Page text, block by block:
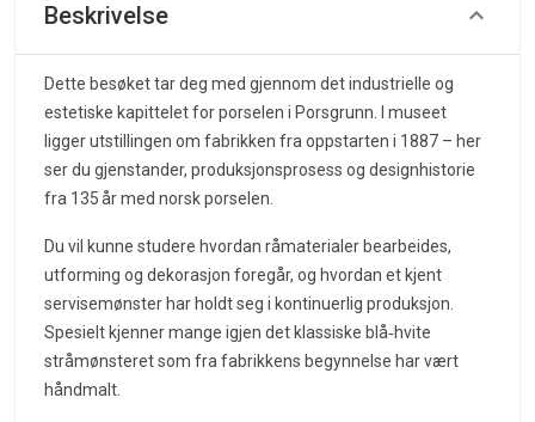
Beskrivelse
Dette besøket tar deg med gjennom det industrielle og
estetiske kapittelet for porselen i Porsgrunn. I museet
ligger utstillingen om fabrikken fra oppstarten i 1887 – her
ser du gjenstander, produksjonsprosess og designhistorie
fra 135 år med norsk porselen.
Du vil kunne studere hvordan råmaterialer bearbeides,
utforming og dekorasjon foregår, og hvordan et kjent
servisemønster har holdt seg i kontinuerlig produksjon.
Spesielt kjenner mange igjen det klassiske blå‑hvite
stråmønsteret som fra fabrikkens begynnelse har vært
håndmalt.